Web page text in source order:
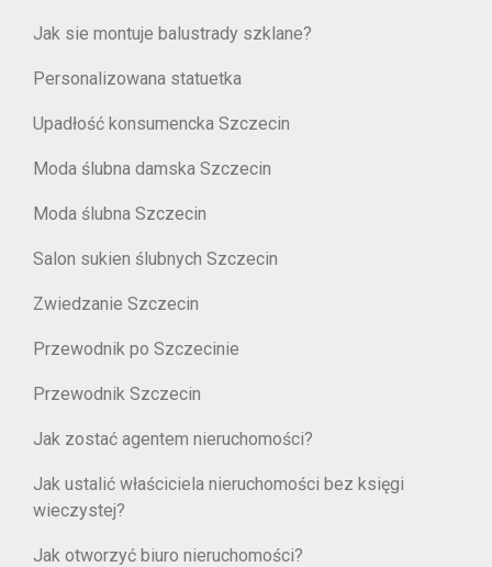
Jak sie montuje balustrady szklane?
Personalizowana statuetka
Upadłość konsumencka Szczecin
Moda ślubna damska Szczecin
Moda ślubna Szczecin
Salon sukien ślubnych Szczecin
Zwiedzanie Szczecin
Przewodnik po Szczecinie
Przewodnik Szczecin
Jak zostać agentem nieruchomości?
Jak ustalić właściciela nieruchomości bez księgi
wieczystej?
Jak otworzyć biuro nieruchomości?